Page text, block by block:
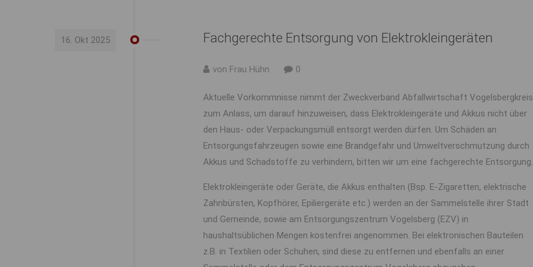
16. Okt 2025 Fachgerechte Entsorgung von Elektrokleingeräten
von Frau Hühn 0
Aktuelle Vorkommnisse nimmt der Zweckverband Abfallwirtschaft Vogelsbergkreis
zum Anlass, um darauf hinzuweisen, dass Elektrokleingeräte und Akkus nicht über
den Haus- oder Verpackungsmüll entsorgt werden dürfen. Um Schäden an
Entsorgungsfahrzeugen sowie eine Brandgefahr und Umweltverschmutzung durch
Akkus und Schadstoffe zu verhindern, bitten wir um eine fachgerechte Entsorgung.
Elektrokleingeräte oder Geräte, die Akkus enthalten (Bsp. E-Zigaretten, elektrische
Zahnbürsten, Kopfhörer, Epiliergeräte etc.) werden an der Sammelstelle ihrer Stadt
und Gemeinde, sowie am Entsorgungszentrum Vogelsberg (EZV) in
haushaltsüblichen Mengen kostenfrei angenommen. Bei elektronischen Bauteilen
z.B. in Textilien oder Schuhen, sind diese zu entfernen und ebenfalls an einer